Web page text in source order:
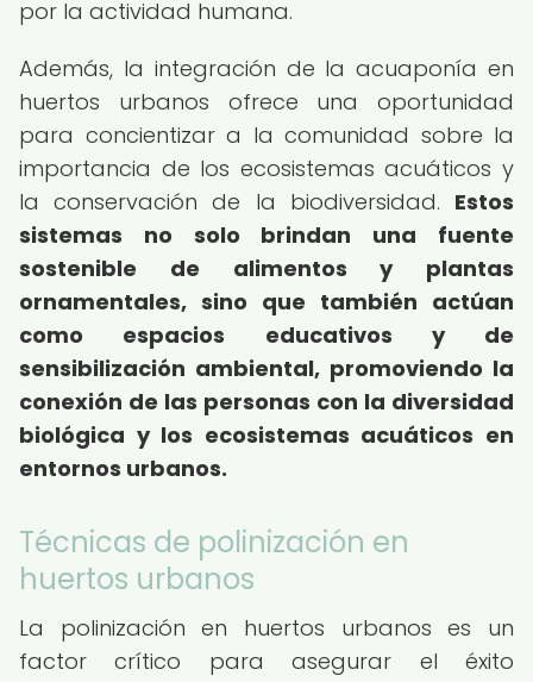
por la actividad humana.
Además, la integración de la acuaponía en
huertos urbanos ofrece una oportunidad
para concientizar a la comunidad sobre la
importancia de los ecosistemas acuáticos y
la conservación de la biodiversidad. Estos
sistemas no solo brindan una fuente
sostenible de alimentos y plantas
ornamentales, sino que también actúan
como espacios educativos y de
sensibilización ambiental, promoviendo la
conexión de las personas con la diversidad
biológica y los ecosistemas acuáticos en
entornos urbanos.
Técnicas de polinización en
huertos urbanos
La polinización en huertos urbanos es un
factor crítico para asegurar el éxito